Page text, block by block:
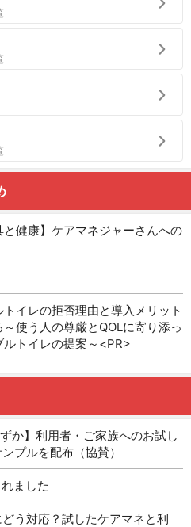
と健康】ケアマネジャーさんへの
イレの拒否理由と導入メリット
～使う人の尊厳とQOLに寄り添っ
ルトイレの提案～<PR>
か】利用者・ご家族へのお試し
プルを配布（協賛）
ました
う対応？試したケアマネと利